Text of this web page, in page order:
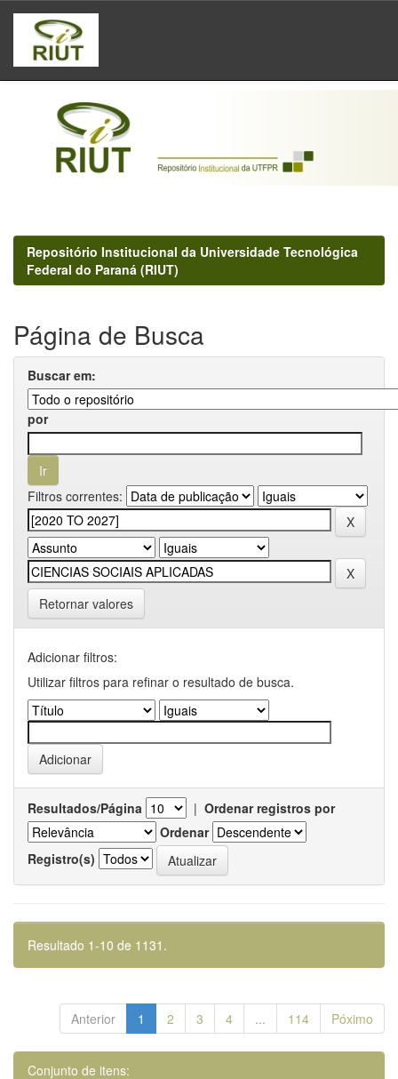
Skip
navigation
Repositório Institucional da Universidade Tecnológica
Federal do Paraná (RIUT)
Página de Busca
Buscar em:
por
Filtros correntes:
Retornar valores
Adicionar filtros:
Utilizar filtros para refinar o resultado de busca.
Resultados/Página | Ordenar registros por
Ordenar
Registro(s)
Resultado 1-10 de 1131.
Anterior 1 2 3 4 ... 114 Póximo
Conjunto de itens: